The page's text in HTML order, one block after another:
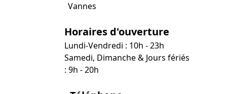
Vannes
Horaires d'ouverture
Lundi-Vendredi : 10h - 23h
Samedi, Dimanche & Jours fériés
: 9h - 20h